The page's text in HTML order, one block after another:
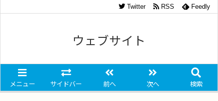
ウェブサイト
メニュー サイドバー 前へ 次へ 検索
Twitter RSS Feedly